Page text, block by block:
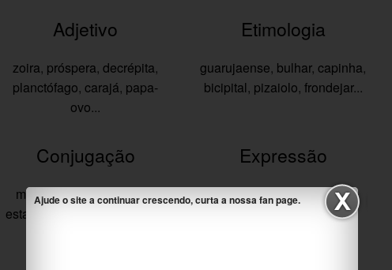
Ajude o site a continuar crescendo, curta a nossa fan page.
Adjetivo
zoira, próspera, decrépita,
planctófago, carajá, papa-
ovo...
Etimologia
guarujaense, bulhar, capinha,
bicipital, pizaiolo, frondejar...
Conjugação
mexer,baralhar,estorcer,
estacionar
Expressão
não_ter_mão_em_mim,
,ar,